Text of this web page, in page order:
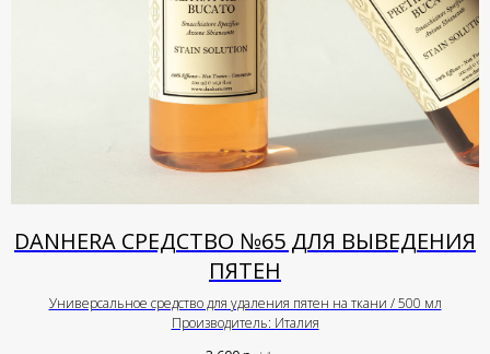
DANHERA СРЕДСТВО №65 ДЛЯ ВЫВЕДЕНИЯ
ПЯТЕН
Универсальное средство для удаления пятен на ткани / 500 мл
Производитель: Италия